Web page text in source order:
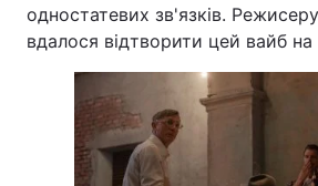
одностатевих зв'язків.
вдалося відтворити цей вайб